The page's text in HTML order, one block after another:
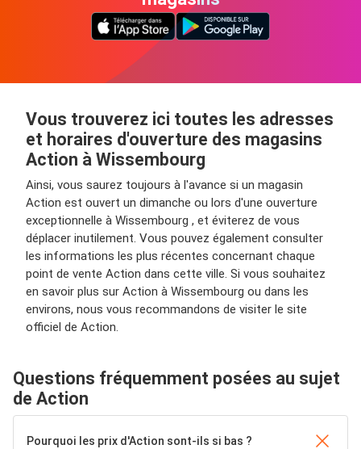
Vous trouverez ici toutes les adresses
et horaires d'ouverture des magasins
Action à Wissembourg
Ainsi, vous saurez toujours à l'avance si un magasin
Action est ouvert un dimanche ou lors d'une ouverture
exceptionnelle à Wissembourg , et éviterez de vous
déplacer inutilement. Vous pouvez également consulter
les informations les plus récentes concernant chaque
point de vente Action dans cette ville. Si vous souhaitez
en savoir plus sur Action à Wissembourg ou dans les
environs, nous vous recommandons de visiter le site
officiel de Action.
Questions fréquemment posées au sujet
de Action
Pourquoi les prix d'Action sont-ils si bas ?